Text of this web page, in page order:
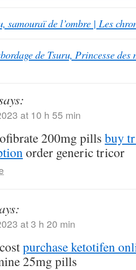
samouraï de l’ombre | Les
de Tsuru, Princesse
at 10 h 55 min
200mg pills buy
order generic tricor
at 3 h 20 min
purchase ketotifen
25mg pills